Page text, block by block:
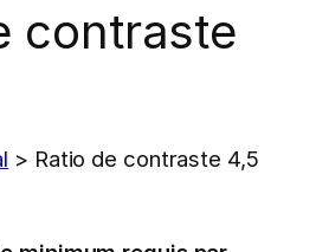
contraste
> Ratio de contraste 4,5